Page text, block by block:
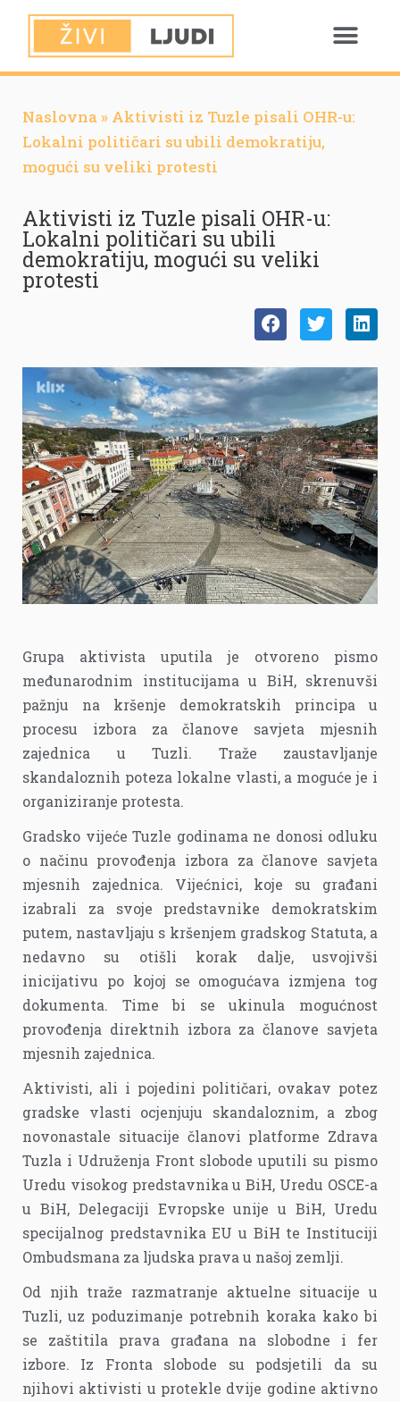
Naslovna » Aktivisti iz Tuzle pisali OHR-u:
Lokalni političari su ubili demokratiju,
mogući su veliki protesti
Aktivisti iz Tuzle pisali OHR-u:
Lokalni političari su ubili
demokratiju, mogući su veliki
protesti
Grupa aktivista uputila je otvoreno pismo
međunarodnim institucijama u BiH, skrenuvši
pažnju na kršenje demokratskih principa u
procesu izbora za članove savjeta mjesnih
zajednica u Tuzli. Traže zaustavljanje
skandaloznih poteza lokalne vlasti, a moguće je i
organiziranje protesta.
Gradsko vijeće Tuzle godinama ne donosi odluku
o načinu provođenja izbora za članove savjeta
mjesnih zajednica. Vijećnici, koje su građani
izabrali za svoje predstavnike demokratskim
putem, nastavljaju s kršenjem gradskog Statuta, a
nedavno su otišli korak dalje, usvojivši
inicijativu po kojoj se omogućava izmjena tog
dokumenta. Time bi se ukinula mogućnost
provođenja direktnih izbora za članove savjeta
mjesnih zajednica.
Aktivisti, ali i pojedini političari, ovakav potez
gradske vlasti ocjenjuju skandaloznim, a zbog
novonastale situacije članovi platforme Zdrava
Tuzla i Udruženja Front slobode uputili su pismo
Uredu visokog predstavnika u BiH, Uredu OSCE-a
u BiH, Delegaciji Evropske unije u BiH, Uredu
specijalnog predstavnika EU u BiH te Instituciji
Ombudsmana za ljudska prava u našoj zemlji.
Od njih traže razmatranje aktuelne situacije u
Tuzli, uz poduzimanje potrebnih koraka kako bi
se zaštitila prava građana na slobodne i fer
izbore. Iz Fronta slobode su podsjetili da su
njihovi aktivisti u protekle dvije godine aktivno